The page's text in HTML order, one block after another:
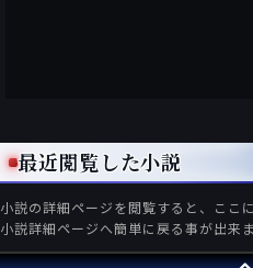
最近閲覧した小説
小説の詳細ページを閲覧すると、ここ
小説詳細ページへ簡単に戻る事が出来ま